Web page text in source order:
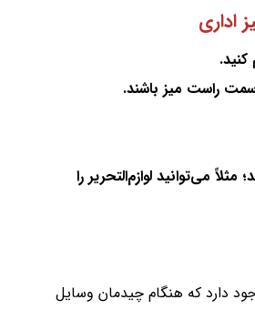
اداری
کنید.
راست میز باشند.
می‌توانید لوازم‌التحریر را
دارد که هنگام چیدمان وسایل